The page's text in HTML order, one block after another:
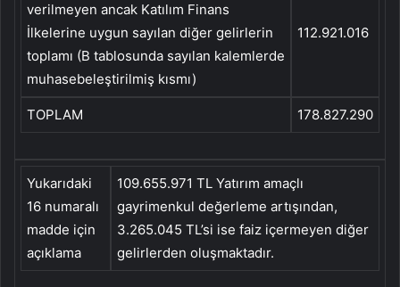
verilmeyen ancak Katılım Finans
İlkelerine uygun sayılan diğer gelirlerin
toplamı (B tablosunda sayılan kalemlerde
muhasebeleştirilmiş kısmı)
112.921.016
TOPLAM 178.827.290
Yukarıdaki
16 numaralı
madde için
açıklama
109.655.971 TL Yatırım amaçlı
gayrimenkul değerleme artışından,
3.265.045 TL’si ise faiz içermeyen diğer
gelirlerden oluşmaktadır.